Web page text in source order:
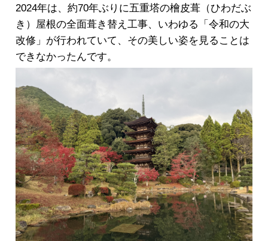
2024年は、約70年ぶりに五重塔の檜皮葺（ひわだぶ
き）屋根の全面葺き替え工事、いわゆる「令和の大
改修」が行われていて、その美しい姿を見ることは
できなかったんです。